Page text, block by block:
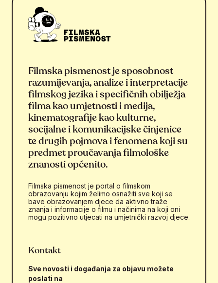
Filmska pismenost je sposobnost
razumijevanja, analize i interpretacije
filmskog jezika i specifičnih obilježja
filma kao umjetnosti i medija,
kinematografije kao kulturne,
socijalne i komunikacijske činjenice
te drugih pojmova i fenomena koji su
predmet proučavanja filmološke
znanosti općenito.
Filmska pismenost je portal o filmskom
obrazovanju kojim želimo osnažiti sve koji se
bave obrazovanjem djece da aktivno traže
znanja i informacije o filmu i načinima na koji oni
mogu pozitivno utjecati na umjetnički razvoj djece.
Kontakt
Sve novosti i događanja za objavu možete
poslati na